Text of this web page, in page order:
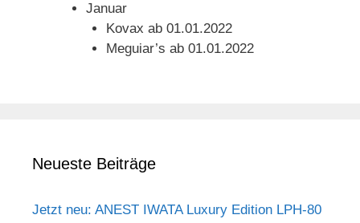
Januar
Kovax ab 01.01.2022
Meguiar’s ab 01.01.2022
Neueste Beiträge
Jetzt neu: ANEST IWATA Luxury Edition LPH-80